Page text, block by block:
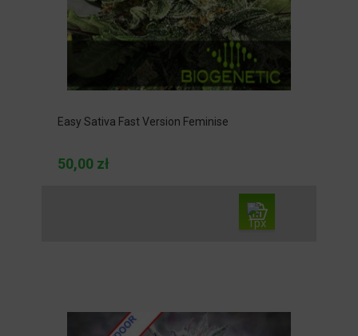
Easy Sativa Fast Version Feminise
50,00 zł